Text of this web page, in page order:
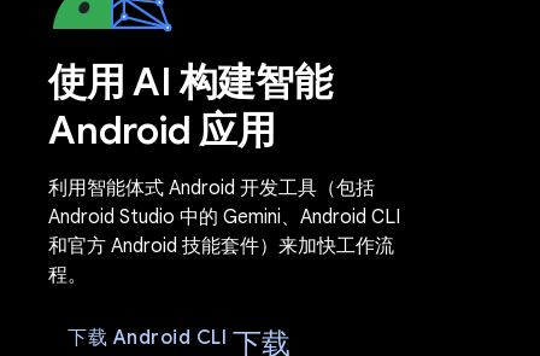
使用 AI 构建智能
Android 应用
利用智能体式 Android 开发工具（包括
Android Studio 中的 Gemini、Android CLI
和官方 Android 技能套件）来加快工作流
程。
下载 Android CLI 下载